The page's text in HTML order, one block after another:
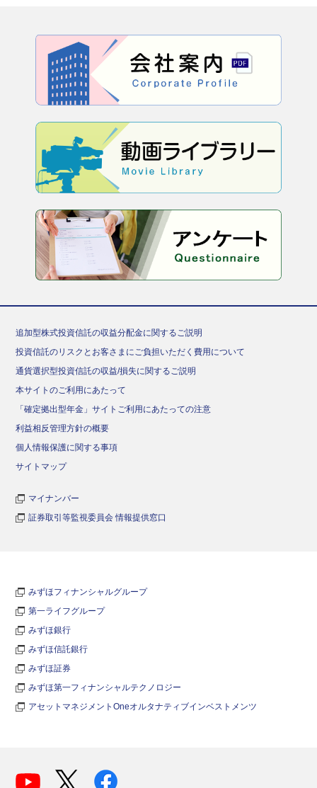
追加型株式投資信託の収益分配金に関するご説明
投資信託のリスクとお客さまにご負担いただく費用について
通貨選択型投資信託の収益/損失に関するご説明
本サイトのご利用にあたって
「確定拠出型年金」サイトご利用にあたっての注意
利益相反管理方針の概要
個人情報保護に関する事項
サイトマップ
マイナンバー
証券取引等監視委員会 情報提供窓口
みずほフィナンシャルグループ
第一ライフグループ
みずほ銀行
みずほ信託銀行
みずほ証券
みずほ第一フィナンシャルテクノロジー
アセットマネジメントOneオルタナティブインベストメンツ